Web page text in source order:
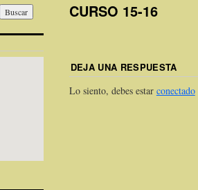
CURSO 15-16
DEJA UNA RESPUESTA
Lo siento, debes estar conectado